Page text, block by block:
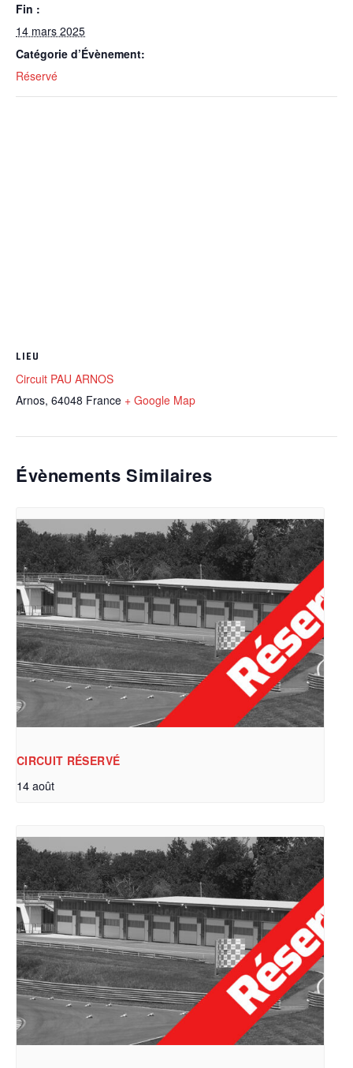
Fin :
14 mars 2025
Catégorie d’Évènement:
Réservé
LIEU
Circuit PAU ARNOS
Arnos, 64048 France + Google Map
Évènements Similaires
CIRCUIT RÉSERVÉ
14 août